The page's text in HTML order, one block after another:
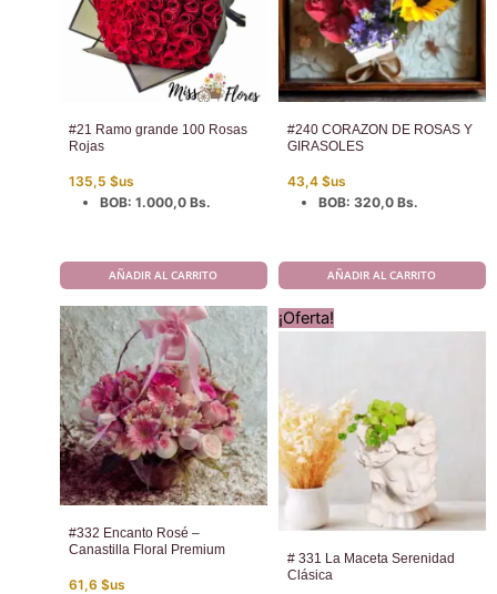
#21 Ramo grande 100 Rosas
Rojas
135,5 $us
BOB: 1.000,0 Bs.
AÑADIR AL CARRITO
#240 CORAZON DE ROSAS Y
GIRASOLES
43,4 $us
BOB: 320,0 Bs.
AÑADIR AL CARRITO
#332 Encanto Rosé –
Canastilla Floral Premium
61,6 $us
¡Oferta!
# 331 La Maceta Serenidad
Clásica